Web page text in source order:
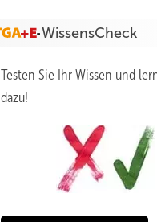
WissensCheck
Testen Sie Ihr Wissen und
dazu!